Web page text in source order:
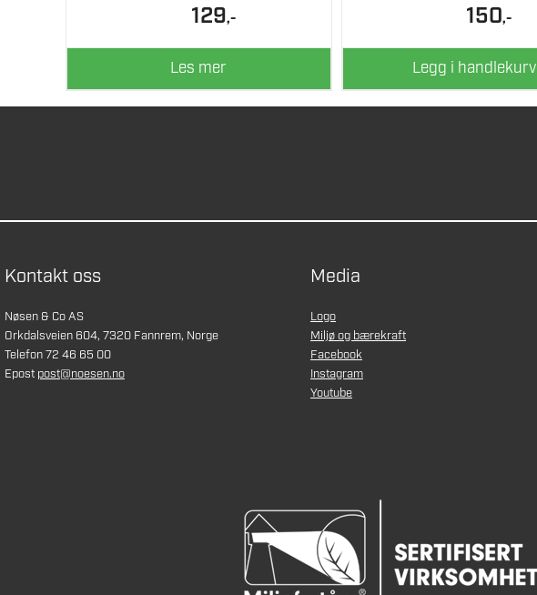
129,-
Les mer
150,-
Legg i handlekurv
Kontakt oss
Nøsen & Co AS
Orkdalsveien 604, 7320 Fannrem, Norge
Telefon 72 46 65 00
Epost post@noesen.no
Media
Logo
Miljø og bærekraft
Facebook
Instagram
Youtube